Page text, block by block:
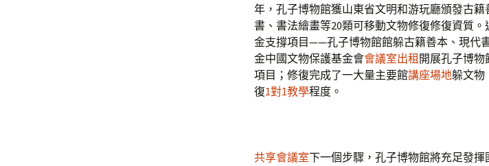
年，孔子博物館獲山東省文明和游玩廳頒發古籍
書、書法繪畫等20類可移動文物修復修復資質。
金支撐項目——孔子博物館館躲古籍善本、現代
金中國文物保護基金會會議室出租 開展孔子博
項目；修復完成了一大量主要館講座場地躲文物
復1對1教學程度。
共享會議室下一個步驟，孔子博物館將充足發揮